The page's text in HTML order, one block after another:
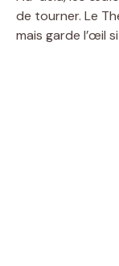
de tourner. Le
mais garde l’œil